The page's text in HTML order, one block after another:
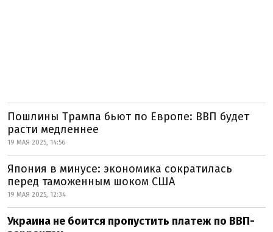
Пошлины Трампа бьют по Европе: ВВП будет
расти медленнее
19 МАЯ 2025, 14:56
Япония в минусе: экономика сократилась
перед таможенным шоком США
19 МАЯ 2025, 12:34
Украина не боится пропустить платеж по ВВП-